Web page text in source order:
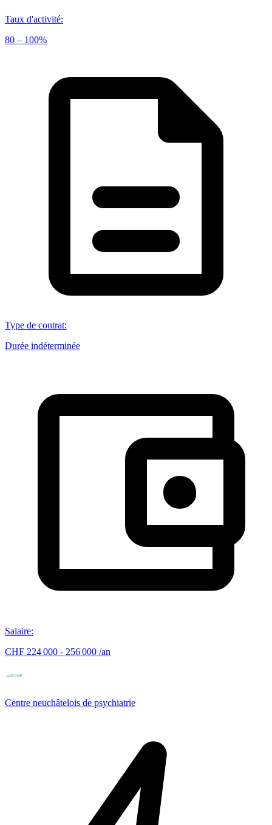
Taux d'activité:
80 – 100%
Type de contrat:
Durée indéterminée
Salaire:
CHF 224 000 - 256 000 /an
Centre neuchâtelois de psychiatrie